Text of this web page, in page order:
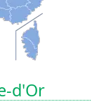
d'Or